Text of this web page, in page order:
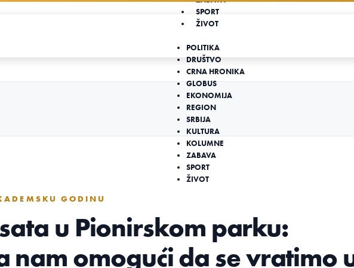
SPORT
ŽIVOT
POLITIKA
DRUŠTVO
CRNA HRONIKA
GLOBUS
EKONOMIJA
REGION
SRBIJA
KULTURA
KOLUMNE
ZABAVA
SPORT
ŽIVOT
GODINU
sata u Pionirskom parku:
nam omogući da se vratimo